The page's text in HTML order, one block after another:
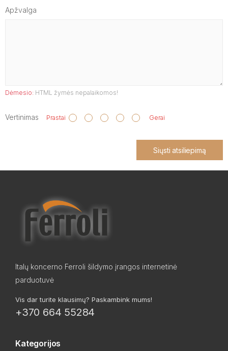
Apžvalga
Dėmesio: HTML žymės nepalaikomos!
Vertinimas Prastai Gerai
Siųsti atsiliepimą
Italų koncerno Ferroli šildymo įrangos internetinė
parduotuvė
Vis dar turite klausimų? Paskambink mums!
+370 664 55284
Kategorijos